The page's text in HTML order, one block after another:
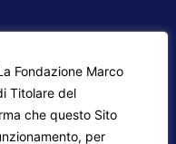
Fondazione Marco
Titolare del
che questo Sito
per